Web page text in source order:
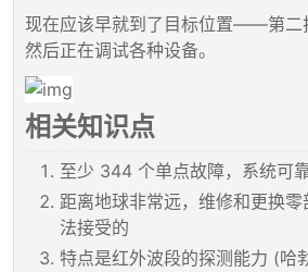
现在应该早就到了目标位置——第二
然后正在调试各种设备。
相关知识点
至少 344 个单点故障，系统可
距离地球非常远，维修和更换
法接受的
特点是红外波段的探测能力 (哈